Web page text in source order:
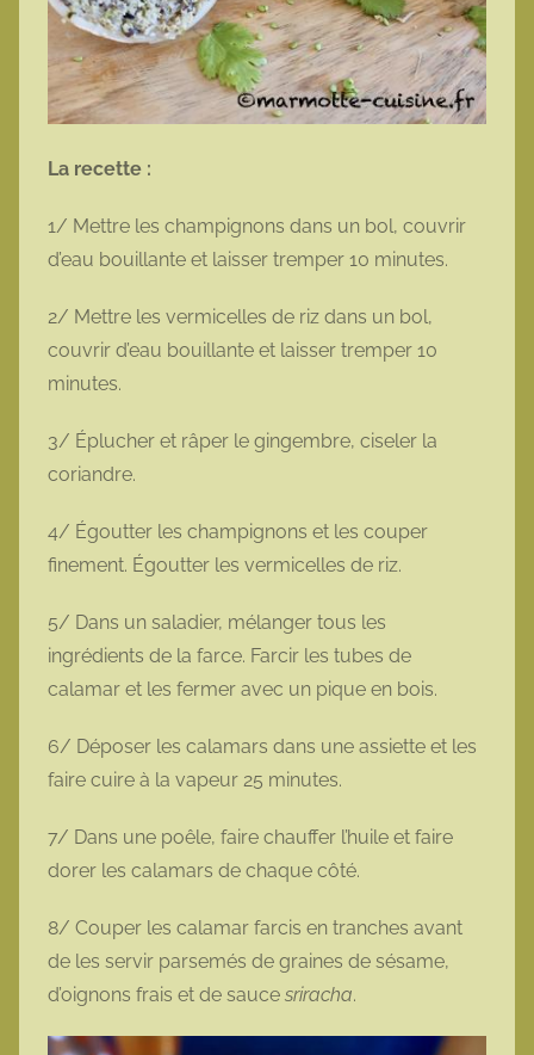
La recette :
1/ Mettre les champignons dans un bol, couvrir
d’eau bouillante et laisser tremper 10 minutes.
2/ Mettre les vermicelles de riz dans un bol,
couvrir d’eau bouillante et laisser tremper 10
minutes.
3/ Éplucher et râper le gingembre, ciseler la
coriandre.
4/ Égoutter les champignons et les couper
finement. Égoutter les vermicelles de riz.
5/ Dans un saladier, mélanger tous les
ingrédients de la farce. Farcir les tubes de
calamar et les fermer avec un pique en bois.
6/ Déposer les calamars dans une assiette et les
faire cuire à la vapeur 25 minutes.
7/ Dans une poêle, faire chauffer l’huile et faire
dorer les calamars de chaque côté.
8/ Couper les calamar farcis en tranches avant
de les servir parsemés de graines de sésame,
d’oignons frais et de sauce sriracha.